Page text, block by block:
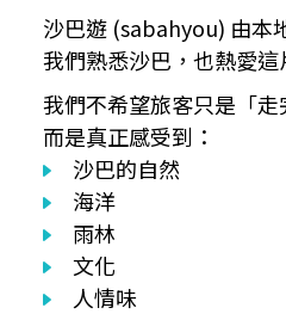
沙巴遊 (sabahyou) 由本
我們熟悉沙巴，也熱愛這
我們不希望旅客只是「走
而是真正感受到：
沙巴的自然
海洋
雨林
文化
人情味